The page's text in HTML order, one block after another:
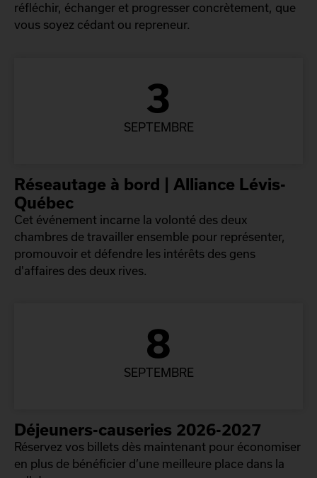
réfléchir, échanger et progresser concrètement, que
vous soyez cédant ou repreneur.
3
SEPTEMBRE
Réseautage à bord | Alliance Lévis-
Québec
Cet événement incarne la volonté des deux
chambres de travailler ensemble pour représenter,
promouvoir et défendre les intérêts des gens
d'affaires des deux rives.
8
SEPTEMBRE
Déjeuners-causeries 2026-2027
Réservez vos billets dès maintenant pour économiser
en plus de bénéficier d’une meilleure place dans la